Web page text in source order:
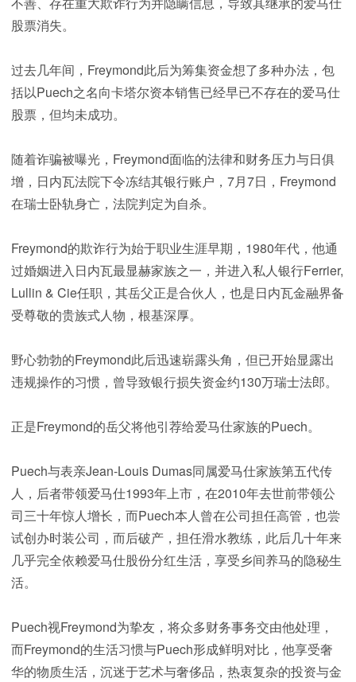
股票消失。
过去几年间，Freymond此后为筹集资金想了多种办法，包
括以Puech之名向卡塔尔资本销售已经早已不存在的爱马仕
股票，但均未成功。
随着诈骗被曝光，Freymond面临的法律和财务压力与日俱
增，日内瓦法院下令冻结其银行账户，7月7日，Freymond
在瑞士卧轨身亡，法院判定为自杀。
Freymond的欺诈行为始于职业生涯早期，1980年代，他通
过婚姻进入日内瓦最显赫家族之一，并进入私人银行Ferrier,
Lullin & Cie任职，其岳父正是合伙人，也是日内瓦金融界备
受尊敬的贵族式人物，根基深厚。
野心勃勃的Freymond此后迅速崭露头角，但已开始显露出
违规操作的习惯，曾导致银行损失资金约130万瑞士法郎。
正是Freymond的岳父将他引荐给爱马仕家族的Puech。
Puech与表亲Jean-Louis Dumas同属爱马仕家族第五代传
人，后者带领爱马仕1993年上市，在2010年去世前带领公
司三十年惊人增长，而Puech本人曾在公司担任高管，也尝
试创办时装公司，而后破产，担任滑水教练，此后几十年来
几乎完全依赖爱马仕股份分红生活，享受乡间养马的隐秘生
活。
Puech视Freymond为挚友，将众多财务事务交由他处理，
而Freymond的生活习惯与Puech形成鲜明对比，他享受奢
华的物质生活，沉迷于艺术与奢侈品，热衷复杂的投资与金